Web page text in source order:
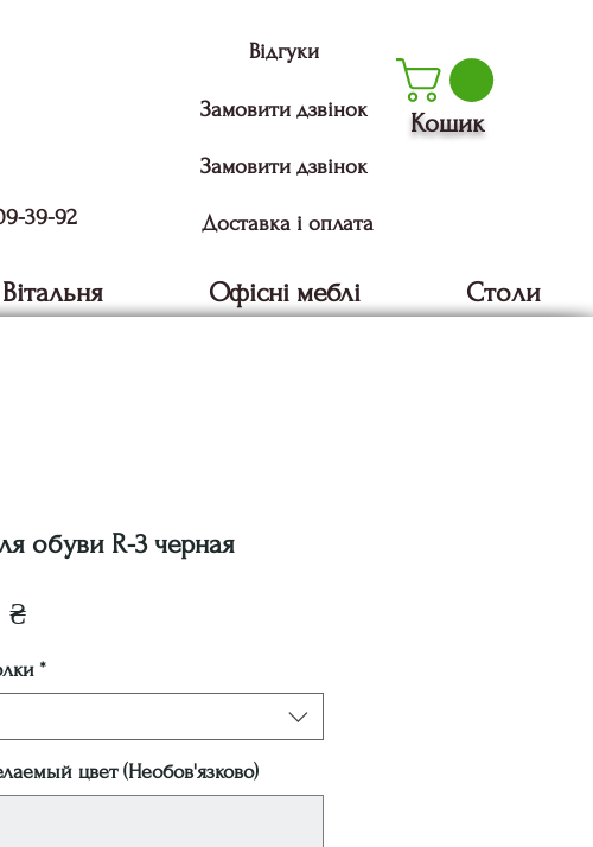
Відгуки
Замовити дзвінок
Замовити дзвінок
Кошик
39-92 Доставка і оплата
Вітальня Офісні меблі Столи
обуви R-3 черная
₴Ціна
*
цвет (Необов'язково)